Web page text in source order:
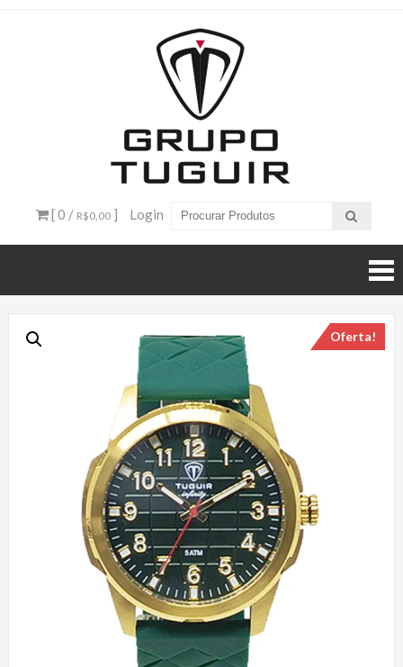
– Grupo
Tuguir
[ 0 / R$0,00 ] Login
Oferta!